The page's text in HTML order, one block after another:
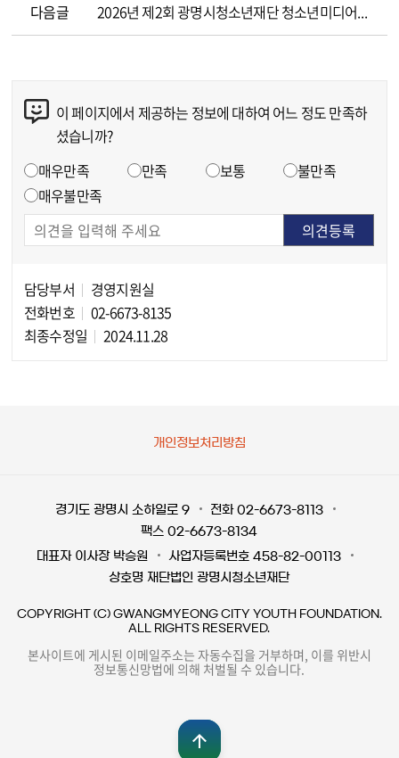
다음글 2026년 제2회 광명시청소년재단 청소년미디어센터 육아휴직 대체인력 채용 최종합격자 결정공고
이 페이지에서 제공하는 정보에 대하여 어느 정도 만족하
셨습니까?
매우만족 만족 보통
불만족
매우불만족
담당부서
경영지원실
전화번호
02-6673-8135
최종수정일
2024.11.28
개인정보처리방침
경기도 광명시 소하일로 9
전화 02-6673-8113
팩스 02-6673-8134
대표자 이사장 박승원
사업자등록번호 458-82-00113
상호명 재단법인 광명시청소년재단
COPYRIGHT (C) GWANGMYEONG CITY YOUTH FOUNDATION.
ALL RIGHTS RESERVED.
본사이트에 게시된 이메일주소는 자동수집을 거부하며, 이를 위반시
정보통신망법에 의해 처벌될 수 있습니다.